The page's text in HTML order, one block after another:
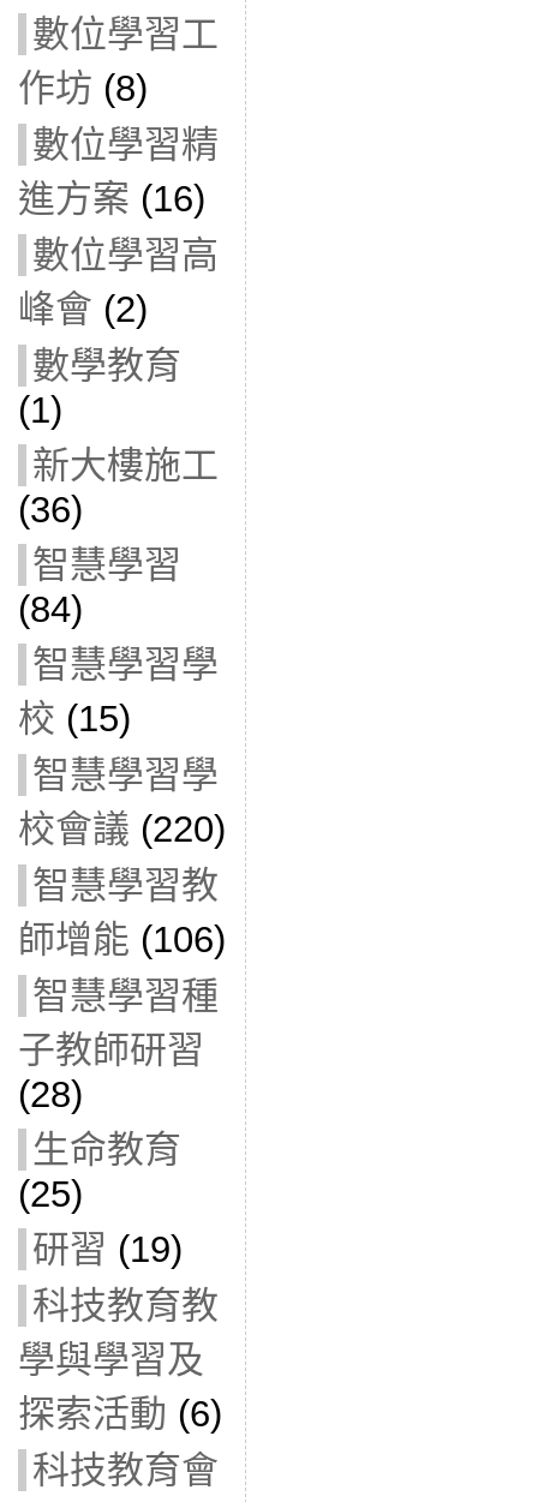
數位學習工
作坊 (8)
數位學習精
進方案 (16)
數位學習高
峰會 (2)
數學教育
(1)
新大樓施工
(36)
智慧學習
(84)
智慧學習學
校 (15)
智慧學習學
校會議 (220)
智慧學習教
師增能 (106)
智慧學習種
子教師研習
(28)
生命教育
(25)
研習 (19)
科技教育教
學與學習及
探索活動 (6)
科技教育會